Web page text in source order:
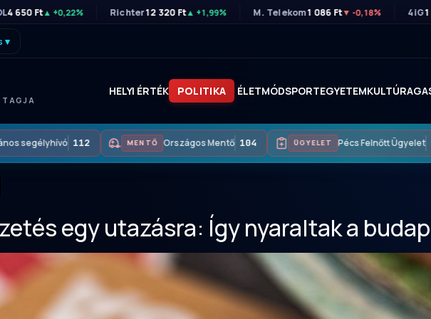
4 650 Ft▲ +0,22% Richter12 320 Ft▲ +1,99% M. Telekom1 086 Ft▼ -0,18% 4iG
▾
TAGJA
HELYI ÉRTÉK POLITIKA ÉLETMÓDSPORTEGYETEMKULTÚRA
segélyhívó 112 MENTŐ Országos Mentő 104 ÜGYELET Pécs Felnőtt Ügyelet
egy utazásra: Így nyaraltak a